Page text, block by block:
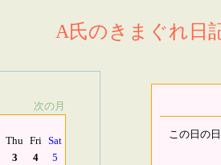
A氏のきまぐれ日
次の月
Thu Fri Sat
3 4
5
この日の